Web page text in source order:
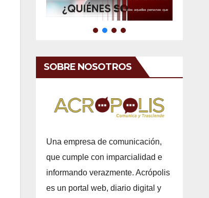
SOBRE NOSOTROS
Una empresa de comunicación,
que cumple con imparcialidad e
informando verazmente. Acrópolis
es un portal web, diario digital y